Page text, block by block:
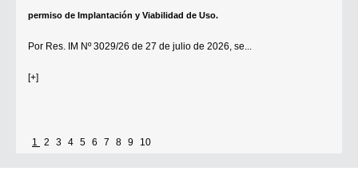
permiso de Implantación y Viabilidad de Uso.
Por Res. IM Nº 3029/26 de 27 de julio de 2026, se...
[+]
1 2 3 4 5 6 7 8 9 10